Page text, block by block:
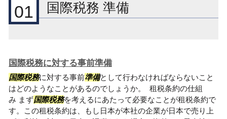
01 国際税務 準備
国際税務に対する事前準備
国際税務に対する事前準備として行わなければならないこと
はどのようなことがあるのでしょうか。 租税条約の仕組
み まず国際税務を考えるにあたって必要なことが租税条約で
す。この租税条約は、もし日本が本社の企業が日本で売り上